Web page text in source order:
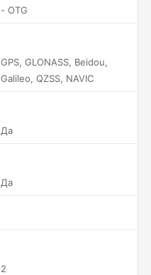
- OTG
GPS, GLONASS, Beidou,
Galileo, QZSS, NAVIC
Да
Да
2